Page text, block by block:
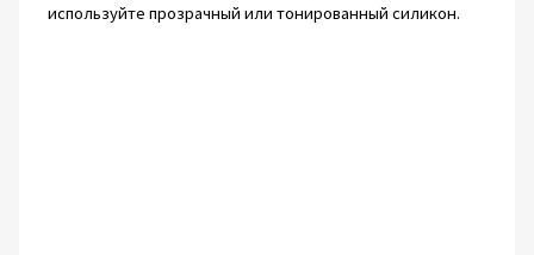
используйте прозрачный или тонированный силикон.